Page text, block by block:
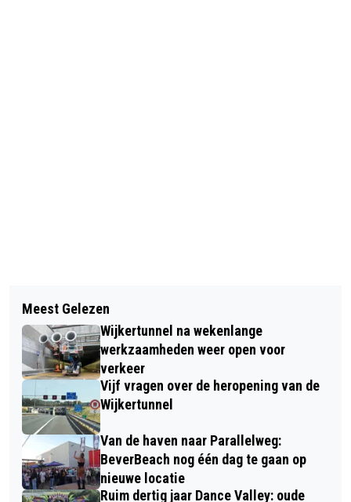
VANDAAG IN HET DUIN #33: OP ZOEK
NAAR DE SNEEUWGORS
LOODZWARE LOTING KNVB BEKER:
TELSTAR NAAR AJAX EN
KONINKLIJKE HFC NAAR PSV
Meest Gelezen
Wijkertunnel na wekenlange
werkzaamheden weer open voor
verkeer
Vijf vragen over de heropening van de
Wijkertunnel
Van de haven naar Parallelweg:
BeverBeach nog één dag te gaan op
nieuwe locatie
Ruim dertig jaar Dance Valley: oude